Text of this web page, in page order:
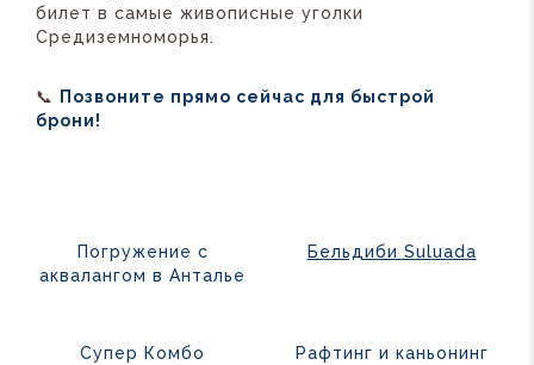
билет в самые живописные уголки
Средиземноморья.
📞 Позвоните прямо сейчас для быстрой
брони!
Погружение с
аквалангом в Анталье
Бельдиби Suluada
Супер Комбо
Рафтинг и каньонинг